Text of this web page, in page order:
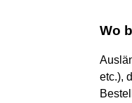
Wo
etc.),